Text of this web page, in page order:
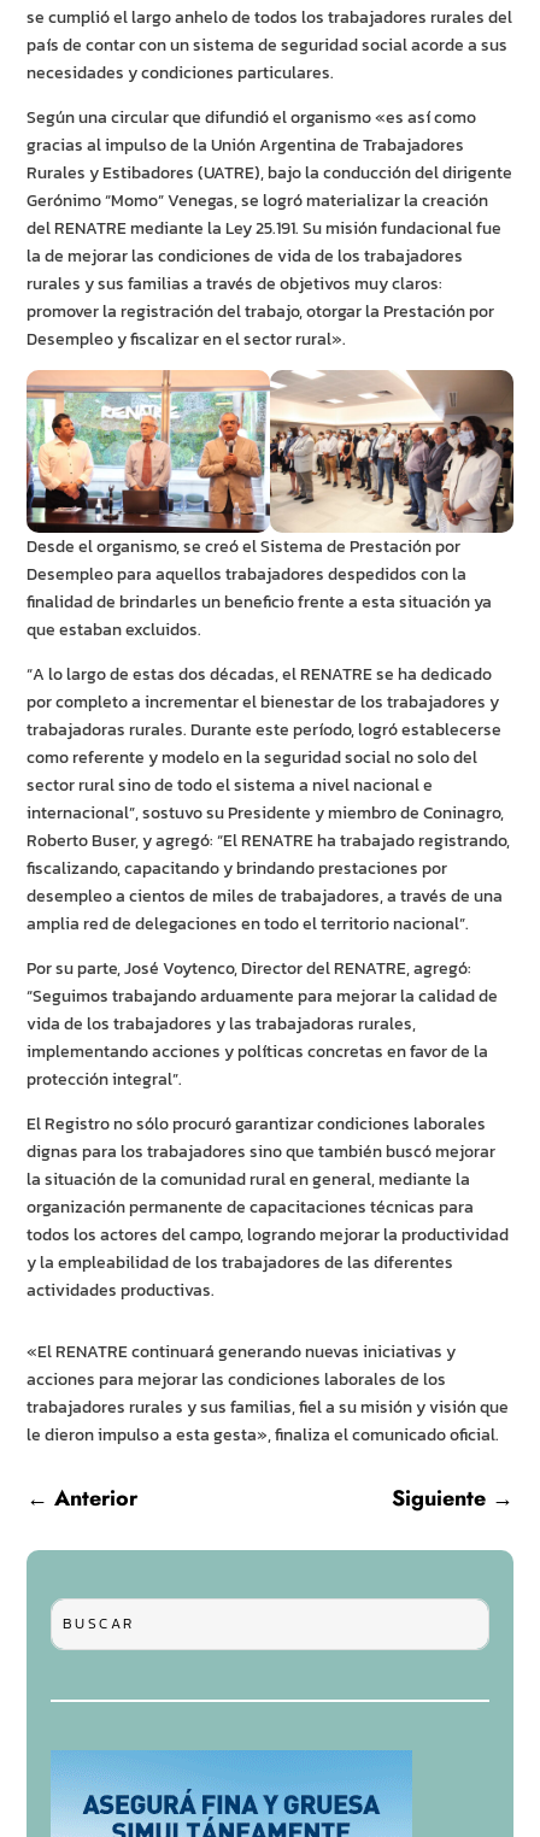
se cumplió el largo anhelo de todos los trabajadores rurales del
país de contar con un sistema de seguridad social acorde a sus
necesidades y condiciones particulares.
Según una circular que difundió el organismo «es así como
gracias al impulso de la Unión Argentina de Trabajadores
Rurales y Estibadores (UATRE), bajo la conducción del dirigente
Gerónimo “Momo” Venegas, se logró materializar la creación
del RENATRE mediante la Ley 25.191. Su misión fundacional fue
la de mejorar las condiciones de vida de los trabajadores
rurales y sus familias a través de objetivos muy claros:
promover la registración del trabajo, otorgar la Prestación por
Desempleo y fiscalizar en el sector rural».
Desde el organismo, se creó el Sistema de Prestación por
Desempleo para aquellos trabajadores despedidos con la
finalidad de brindarles un beneficio frente a esta situación ya
que estaban excluidos.
“A lo largo de estas dos décadas, el RENATRE se ha dedicado
por completo a incrementar el bienestar de los trabajadores y
trabajadoras rurales. Durante este período, logró establecerse
como referente y modelo en la seguridad social no solo del
sector rural sino de todo el sistema a nivel nacional e
internacional”, sostuvo su Presidente y miembro de Coninagro,
Roberto Buser, y agregó: “El RENATRE ha trabajado registrando,
fiscalizando, capacitando y brindando prestaciones por
desempleo a cientos de miles de trabajadores, a través de una
amplia red de delegaciones en todo el territorio nacional”.
Por su parte, José Voytenco, Director del RENATRE, agregó:
“Seguimos trabajando arduamente para mejorar la calidad de
vida de los trabajadores y las trabajadoras rurales,
implementando acciones y políticas concretas en favor de la
protección integral”.
El Registro no sólo procuró garantizar condiciones laborales
dignas para los trabajadores sino que también buscó mejorar
la situación de la comunidad rural en general, mediante la
organización permanente de capacitaciones técnicas para
todos los actores del campo, logrando mejorar la productividad
y la empleabilidad de los trabajadores de las diferentes
actividades productivas.
«El RENATRE continuará generando nuevas iniciativas y
acciones para mejorar las condiciones laborales de los
trabajadores rurales y sus familias, fiel a su misión y visión que
le dieron impulso a esta gesta», finaliza el comunicado oficial.
←Anterior Siguiente→